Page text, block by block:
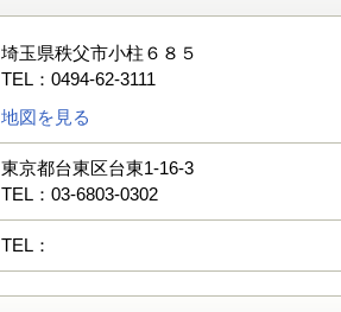
埼玉県秩父市小柱６８５
TEL：0494-62-3111
地図を見る
東京都台東区台東1-16-3
TEL：03-6803-0302
TEL：